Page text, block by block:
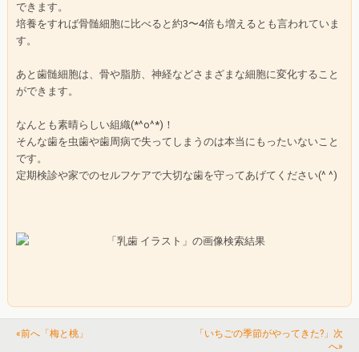
できます。
培養をすれば骨髄細胞に比べると約3〜4倍も増えるとも言われていま
す。
あと歯髄細胞は、骨や脂肪、神経などさまざまな細胞に変化すること
ができます。
なんとも素晴らしい組織(*^o^*)！
そんな歯を虫歯や歯周病で失ってしまうのは本当にもったいないこと
です。
定期検診や家でのセルフケアで大切な歯を守ってあげてください(^ ^)
«前へ「梅と桃」
「いちごの季節がやってきた?」次
へ»